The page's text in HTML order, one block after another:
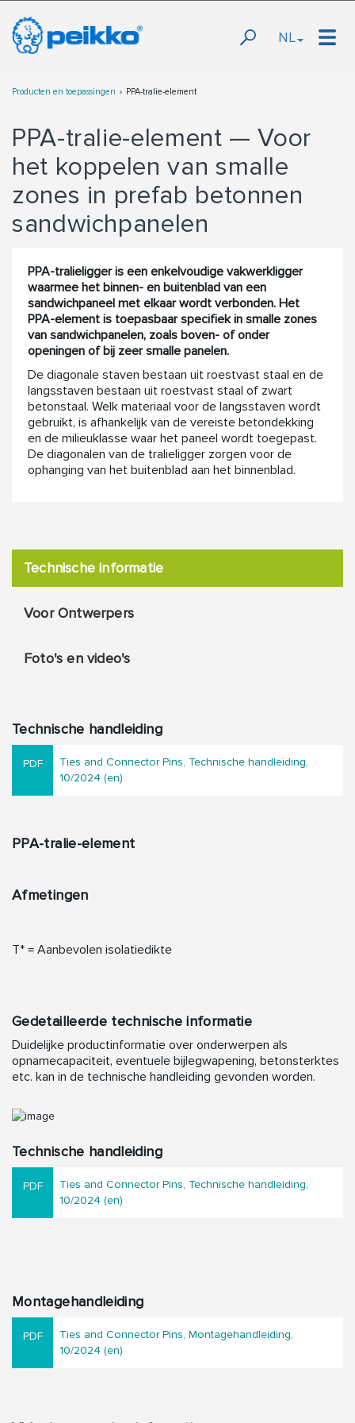
NL
Producten en toepassingen PPA-tralie-element
PPA-tralie-element — Voor
het koppelen van smalle
zones in prefab betonnen
sandwichpanelen
PPA-tralieligger is een enkelvoudige vakwerkligger
waarmee het binnen- en buitenblad van een
sandwichpaneel met elkaar wordt verbonden. Het
PPA-element is toepasbaar specifiek in smalle zones
van sandwichpanelen, zoals boven- of onder
openingen of bij zeer smalle panelen.
De diagonale staven bestaan uit roestvast staal en de
langsstaven bestaan uit roestvast staal of zwart
betonstaal. Welk materiaal voor de langsstaven wordt
gebruikt, is afhankelijk van de vereiste betondekking
en de milieuklasse waar het paneel wordt toegepast.
De diagonalen van de tralieligger zorgen voor de
ophanging van het buitenblad aan het binnenblad.
Technische informatie
Voor Ontwerpers
Foto's en video's
Technische handleiding
Ties and Connector Pins, Technische handleiding,
10/2024 (en)
PPA-tralie-element
Afmetingen
T* = Aanbevolen isolatiedikte
Gedetailleerde technische informatie
Duidelijke productinformatie over onderwerpen als
opnamecapaciteit, eventuele bijlegwapening, betonsterktes
etc. kan in de technische handleiding gevonden worden.
Technische handleiding
Ties and Connector Pins, Technische handleiding,
10/2024 (en)
Montagehandleiding
Ties and Connector Pins, Montagehandleiding,
10/2024 (en)